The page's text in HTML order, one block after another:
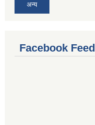
अन्य
Facebook Feed